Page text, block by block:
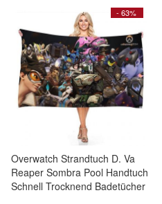
- 63%
Overwatch Strandtuch D. Va
Reaper Sombra Pool Handtuch
Schnell Trocknend Badetücher